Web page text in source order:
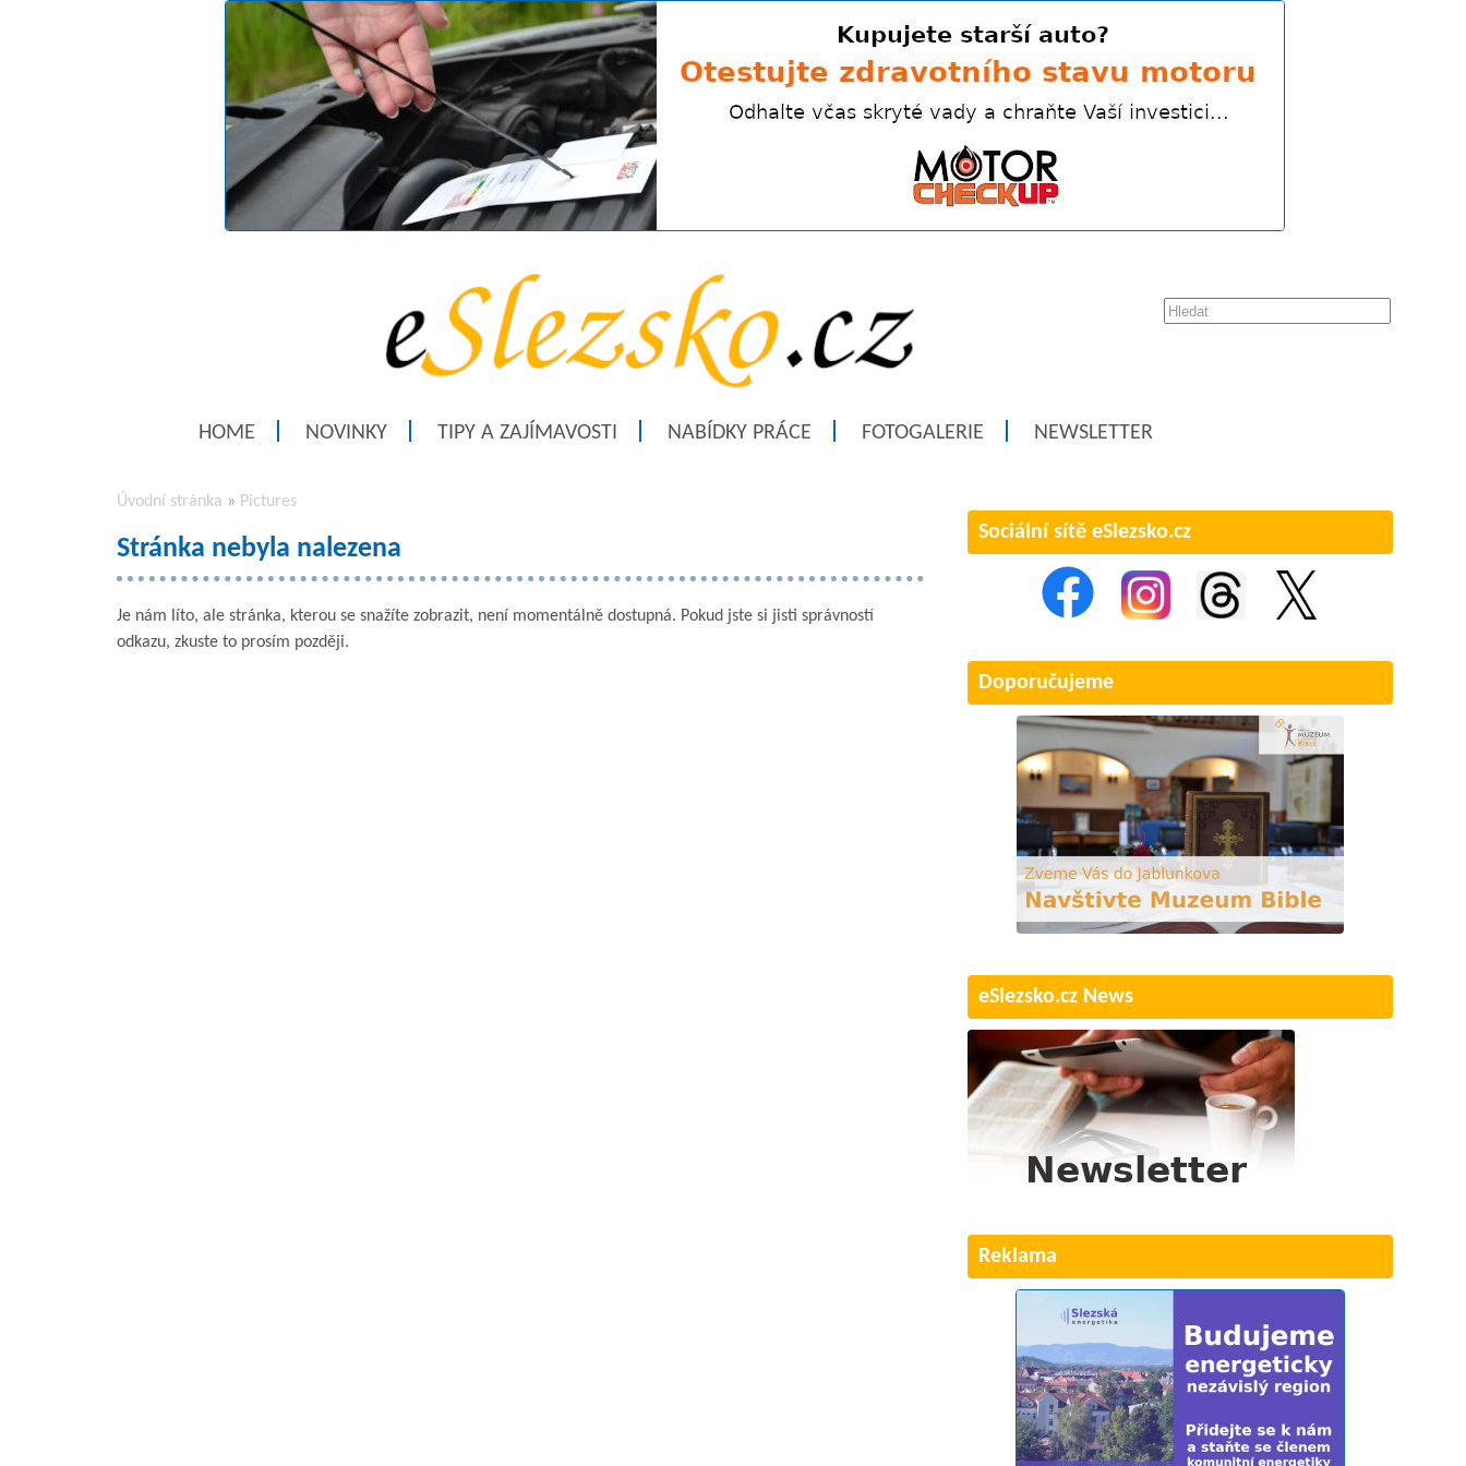
HOME NOVINKY TIPY A ZAJÍMAVOSTI NABÍDKY PRÁCE FOTOGALERIE NEWSLETTER
Úvodní stránka » Pictures
Stránka nebyla nalezena
Je nám líto, ale stránka, kterou se snažíte zobrazit, není momentálně dostupná. Pokud jste si jisti správností
odkazu, zkuste to prosím později.
Sociální sítě eSlezsko.cz
Doporučujeme
eSlezsko.cz News
Reklama